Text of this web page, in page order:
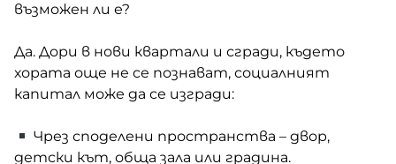
възможен ли е?
Да. Дори в нови квартали и сгради, където
хората още не се познават, социалният
капитал може да се изгради:
Чрез споделени пространства – двор,
детски кът, обща зала или градина.